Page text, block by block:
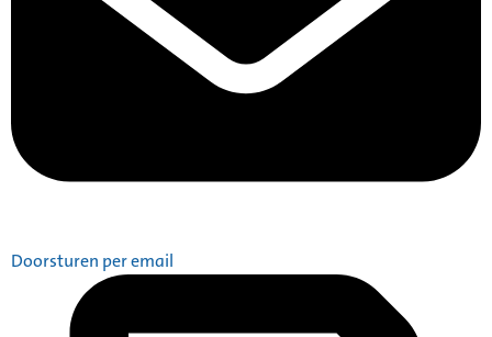
Doorsturen per email